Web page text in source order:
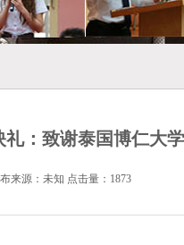
礼：致谢泰国博仁大学
来源：未知 点击量：1873